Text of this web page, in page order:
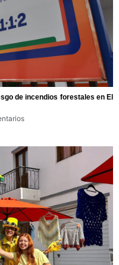
de incendios forestales en El